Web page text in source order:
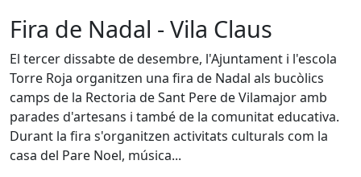
Fira de Nadal - Vila Claus
El tercer dissabte de desembre, l'Ajuntament i l'escola
Torre Roja organitzen una fira de Nadal als bucòlics
camps de la Rectoria de Sant Pere de Vilamajor amb
parades d'artesans i també de la comunitat educativa.
Durant la fira s'organitzen activitats culturals com la
casa del Pare Noel, música...